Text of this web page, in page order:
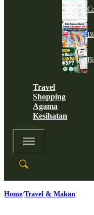
Travel
Shopping
Agama
Kesihatan
Home Travel & Makan